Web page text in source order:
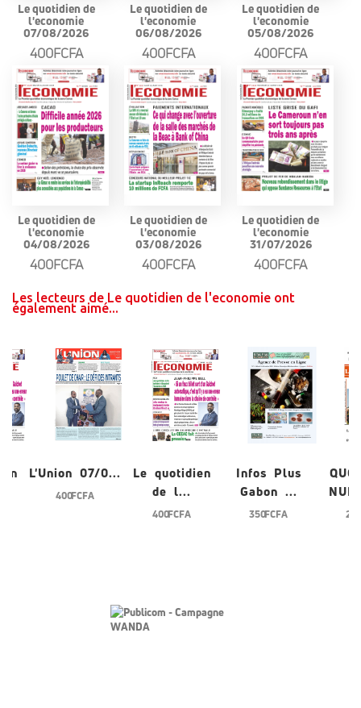
Le quotidien de
l'economie
07/08/2026
400FCFA
Le quotidien de
l'economie
06/08/2026
400FCFA
Le quotidien de
l'economie
05/08/2026
400FCFA
Le quotidien de
l'economie
04/08/2026
400FCFA
Le quotidien de
l'economie
03/08/2026
400FCFA
Le quotidien de
l'economie
31/07/2026
400FCFA
Les lecteurs de Le quotidien de l'economie ont
également aimé...
L'Union 07/0...
400 FCFA
Le quotidien
de l...
400 FCFA
Infos Plus
Gabon ...
350 FCFA